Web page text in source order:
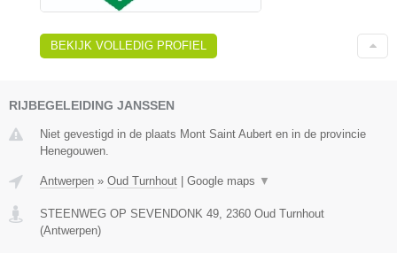
BEKIJK VOLLEDIG PROFIEL
RIJBEGELEIDING JANSSEN
Niet gevestigd in de plaats Mont Saint Aubert en in de provincie
Henegouwen.
Antwerpen » Oud Turnhout Google maps ▼
STEENWEG OP SEVENDONK 49, 2360 Oud Turnhout
(Antwerpen)